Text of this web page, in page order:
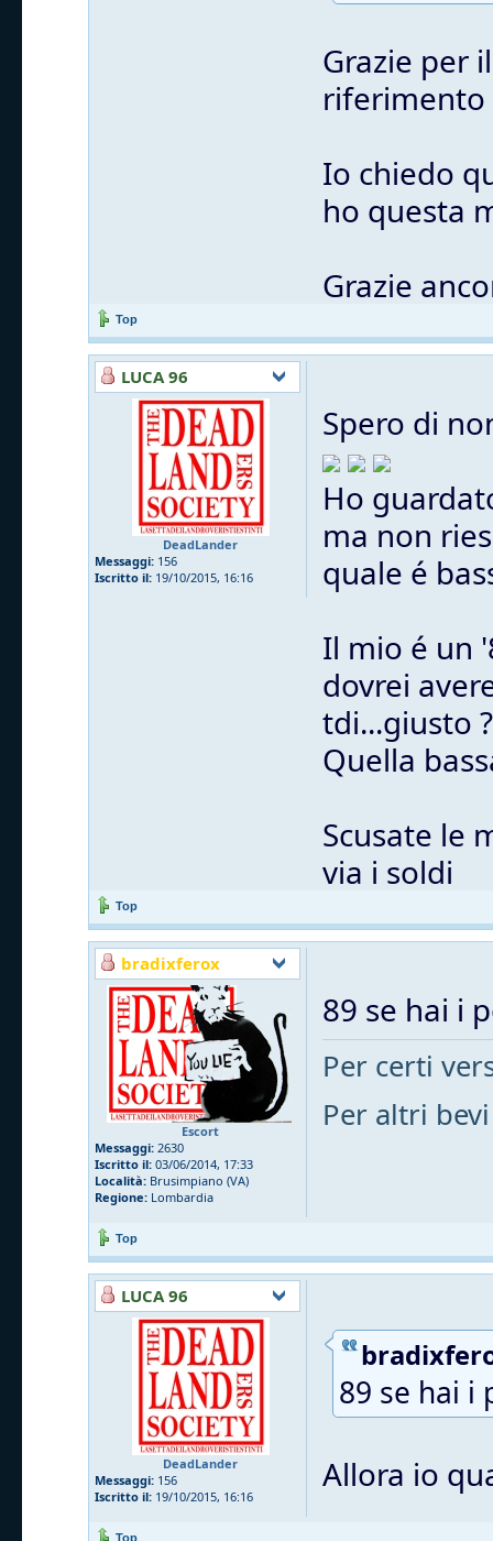
Grazie per
riferimento
Io chiedo
ho questa
Grazie
Top
LUCA 96
DeadLander
Messaggi: 156
Iscritto il: 19/10/2015, 16:16
Spero di
Ho
ma non
quale é
Il mio é un
dovrei
tdi...giusto ?
Quella
Scusate le
via i soldi
Top
bradixferox
Escort
Messaggi: 2630
Iscritto il: 03/06/2014, 17:33
Località: Brusimpiano (VA)
Regione: Lombardia
89 se hai i
Per certi
Per altri bevi
Top
LUCA 96
DeadLander
Messaggi: 156
Iscritto il: 19/10/2015, 16:16
89 se hai i
Allora io
Top